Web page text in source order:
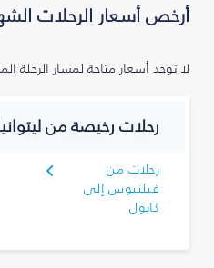
أرخص أسعار الرحلات
لا توجد أسعار متاحة لمسار الرحلة
رحلات رخيصة من
رحلات من
فيلنيوس إلى
كابول